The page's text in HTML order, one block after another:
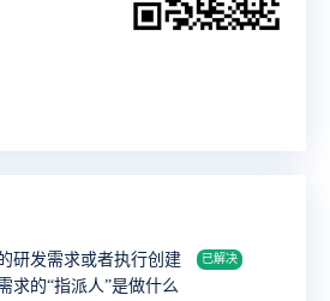
研发需求或者执行创建
求的“指派人”是做什么
已解决